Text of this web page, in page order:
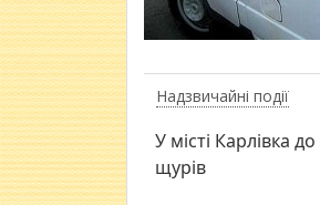
Надзвичайні події
У місті Карлівка
щурів